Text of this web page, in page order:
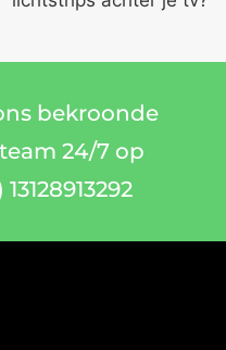
bekroonde
24/7 op